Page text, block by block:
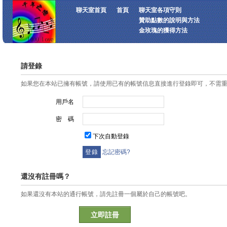
聊天室首頁 首頁
聊天室各項守則
贊助點數的說明與方法
金玫瑰的獲得方法
請登錄
如果您在本站已擁有帳號，請使用已有的帳號信息直接進行登錄即可，不需
用戶名
密 碼
下次自動登錄
忘記密碼?
還沒有註冊嗎？
如果還沒有本站的通行帳號，請先註冊一個屬於自己的帳號吧。
立即註冊